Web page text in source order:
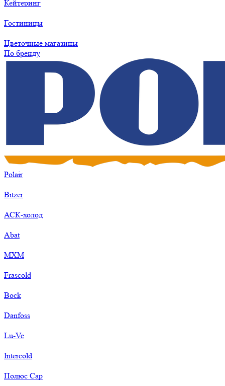
Кейтеринг
Гостиницы
Цветочные магазины
По бренду
Polair
Bitzer
АСК-холод
Abat
МХМ
Frascold
Bock
Danfoss
Lu-Ve
Intercold
Полюс Сар